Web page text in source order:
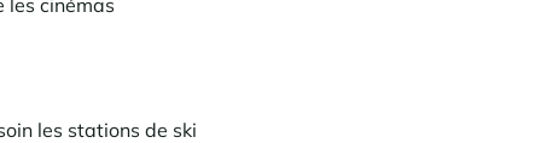
les stations de ski